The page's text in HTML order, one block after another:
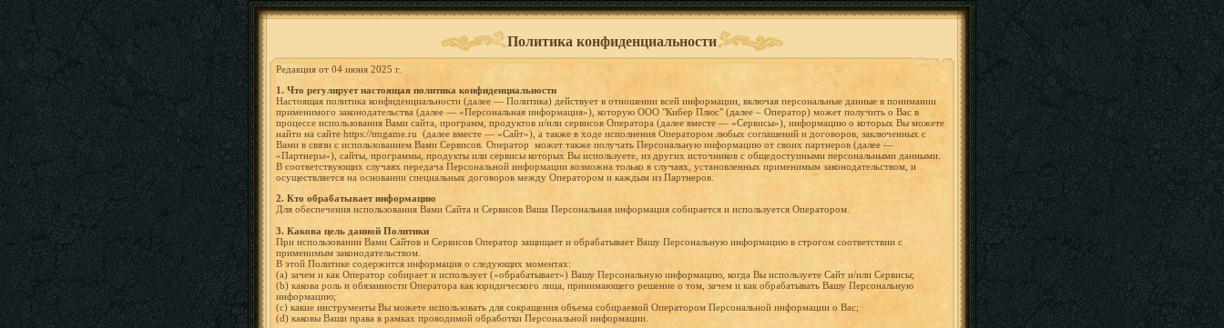
Политика конфиденциальности
Редакция от 04 июня 2025 г.
1. Что регулирует настоящая политика конфиденциальности
Настоящая политика конфиденциальности (далее — Политика) действует в отношении всей информации, включая персональные данные в понимании
применимого законодательства (далее — «Персональная информация»), которую ООО "Кибер Плюс" (далее – Оператор) может получить о Вас в
процессе использования Вами сайта, программ, продуктов и/или сервисов Оператора (далее вместе — «Сервисы»), информацию о которых Вы можете
найти на сайте https://tmgame.ru (далее вместе — «Сайт»), а также в ходе исполнения Оператором любых соглашений и договоров, заключенных с
Вами в связи с использованием Вами Сервисов. Оператор может также получать Персональную информацию от своих партнеров (далее —
«Партнеры»), сайты, программы, продукты или сервисы которых Вы используете, из других источников с общедоступными персональными данными.
В соответствующих случаях передача Персональной информации возможна только в случаях, установленных применимым законодательством, и
осуществляется на основании специальных договоров между Оператором и каждым из Партнеров.
2. Кто обрабатывает информацию
Для обеспечения использования Вами Сайта и Сервисов Ваша Персональная информация собирается и используется Оператором.
3. Какова цель данной Политики
При использовании Вами Сайтов и Сервисов Оператор защищает и обрабатывает Вашу Персональную информацию в строгом соответствии с
применимым законодательством.
В этой Политике содержится информация о следующих моментах:
(a) зачем и как Оператор собирает и использует («обрабатывает») Вашу Персональную информацию, когда Вы используете Сайт и/или Сервисы;
(b) какова роль и обязанности Оператора как юридического лица, принимающего решение о том, зачем и как обрабатывать Вашу Персональную
информацию;
(c) какие инструменты Вы можете использовать для сокращения объема собираемой Оператором Персональной информации о Вас;
(d) каковы Ваши права в рамках проводимой обработки Персональной информации.